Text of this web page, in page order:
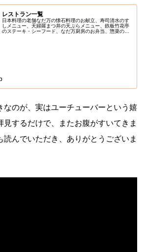
レストラン一覧
日本料理の老舗なだ万の懐石料理のお献立、寿司清水のす
しメニュー、天婦羅まつ井の天ぷらメニュー、鉄板竹花亭
のステーキ・シーフード、なだ万厨房のお弁当、惣菜のご
なのが、実はユーチューバーという嬉
見するだけで、またお腹がすいてきま
読んでいただき、ありがとうございま